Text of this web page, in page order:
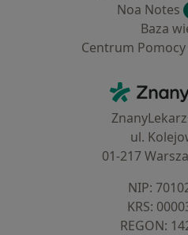
Noa Notes
Baza
Centrum
ul.
01-217
NIP:
KRS:
REGON: